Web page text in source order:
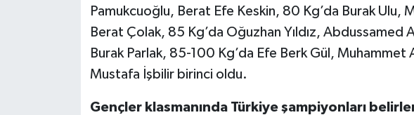
Pamukcuoğlu, Berat Efe Keskin, 80 Kg’da Burak Ulu,
Berat Çolak, 85 Kg’da Oğuzhan Yıldız,
Burak Parlak, 85-100 Kg’da Efe Berk Gül, Muhammet
Mustafa İşbilir birinci oldu.
Gençler klasmanında Türkiye şampiyonları